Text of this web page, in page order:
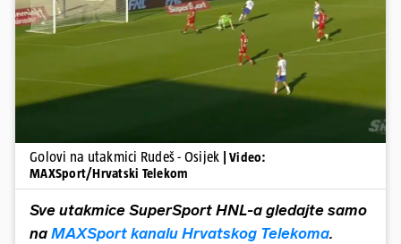
Pokretanje videa...
Golovi na utakmici Rudeš - Osijek
| Video:
MAXSport/Hrvatski Telekom
Sve utakmice SuperSport HNL-a gledajte samo
na MAXSport kanalu Hrvatskog Telekoma.